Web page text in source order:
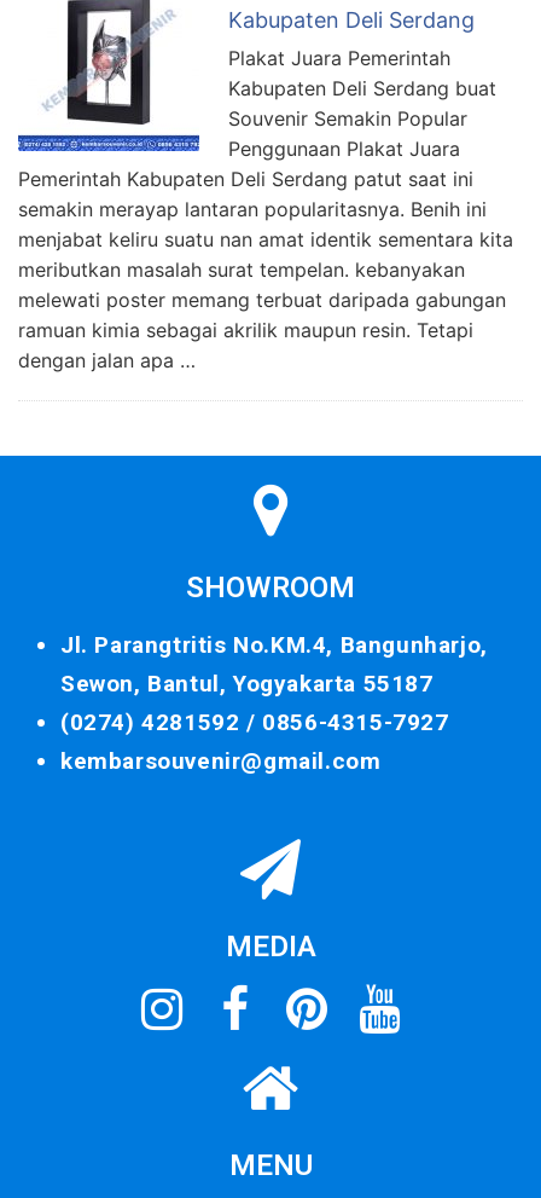
Kabupaten Deli Serdang
Plakat Juara Pemerintah
Kabupaten Deli Serdang buat
Souvenir Semakin Popular
Penggunaan Plakat Juara
Pemerintah Kabupaten Deli Serdang patut saat ini
semakin merayap lantaran popularitasnya. Benih ini
menjabat keliru suatu nan amat identik sementara kita
meributkan masalah surat tempelan. kebanyakan
melewati poster memang terbuat daripada gabungan
ramuan kimia sebagai akrilik maupun resin. Tetapi
dengan jalan apa …
SHOWROOM
Jl. Parangtritis No.KM.4, Bangunharjo,
Sewon, Bantul, Yogyakarta 55187
(0274) 4281592 / 0856-4315-7927
kembarsouvenir@gmail.com
MEDIA
MENU